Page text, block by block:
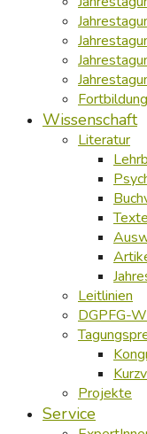
Wissenschaft
Literatur
Leitlinien
DGPFG-
Projekte
Service